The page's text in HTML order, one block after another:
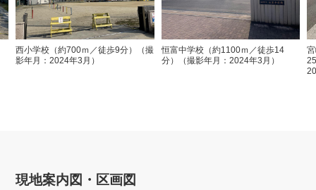
西小学校（約700ｍ／徒歩9分）（撮
影年月：2024年3月）
恒富中学校（約1100ｍ／徒歩14
分）（撮影年月：2024年3月）
現地案内図・区画図